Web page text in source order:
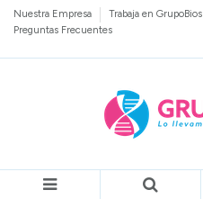
Nuestra Empresa Trabaja en GrupoBios
Preguntas Frecuentes